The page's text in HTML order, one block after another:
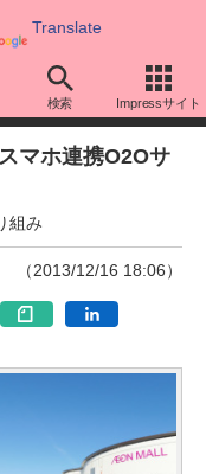
Translate
検索 Impressサイト
マホ連携O2Oサ
組み
（2013/12/16 18:06）